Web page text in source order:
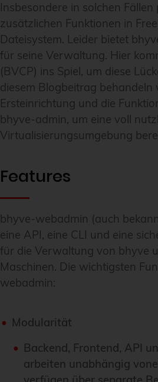
Insbesondere in solchen
zusätzlichen Funktionen in
Dateisystem. Leider bietet
für seine Verwaltung. Hier
(BVCP) ins Spiel, um diese
diesem Blogbeitrag behandeln
Ersteinrichtung und die
bhyve-admin, um eine voll
Virtualisierungsumgebung
Features
bhyve-webadmin (auch
eine API, eine CLI und eine
für die Verwaltung von bhyve
Maschinen. Die wichtigsten
webadmin:
Modularität
Backend, Frontend, API
arbeiten unabhängig